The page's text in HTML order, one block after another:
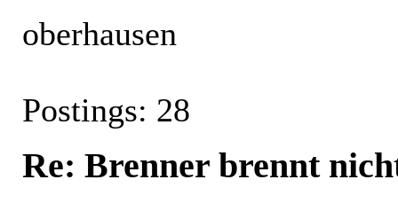
oberhausen
Postings: 28
Re: Brenner brennt